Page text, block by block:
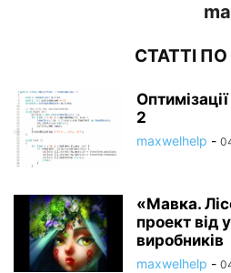
СТАТТІ ПО
2
maxwelhelp -
«Мавка.
проект від
виробників
maxwelhelp -